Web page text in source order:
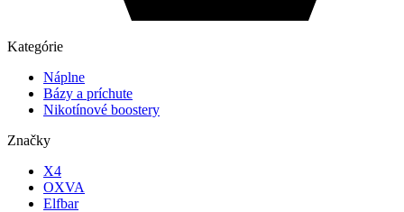
Kategórie
Náplne
Bázy a príchute
Nikotínové boostery
Značky
X4
OXVA
Elfbar